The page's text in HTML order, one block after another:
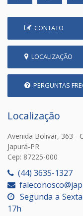
CONTATO
LOCALIZAÇÃO
PERGUNTAS
Localização
Avenida Bolivar, 363 -
Japurá-PR
Cep: 87225-000
(44) 3635-1327
Segunda a
17h